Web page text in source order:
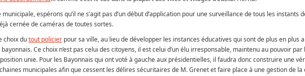
espérons qu’il ne s’agit pas d’un début d’application pour une surveillance de tous les instants
cernée de caméras de toutes sortes.
choix dutout policier pour sa ville, au lieu de développer les instances éducatives qui sont de plus en plus
Ce choix n’est pas celui des citoyens, il est celui d’un élu irresponsable, maintenu au pouvoir par
unie. Pour les Bayonnais qui ont voté à gauche aux présidentielles, il faudra donc construire une
municipales afin que cessent les délires sécuritaires de M. Grenet et faire place à une gestion de la